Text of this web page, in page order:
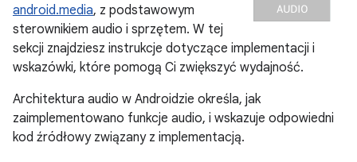
android.media, z podstawowym
sterownikiem audio i sprzętem. W tej
sekcji znajdziesz instrukcje dotyczące implementacji i
wskazówki, które pomogą Ci zwiększyć wydajność.
Architektura audio w Androidzie określa, jak
zaimplementowano funkcje audio, i wskazuje odpowiedni
kod źródłowy związany z implementacją.